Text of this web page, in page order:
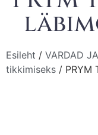
Esileht / VARDAD
tikkimiseks / PRYM